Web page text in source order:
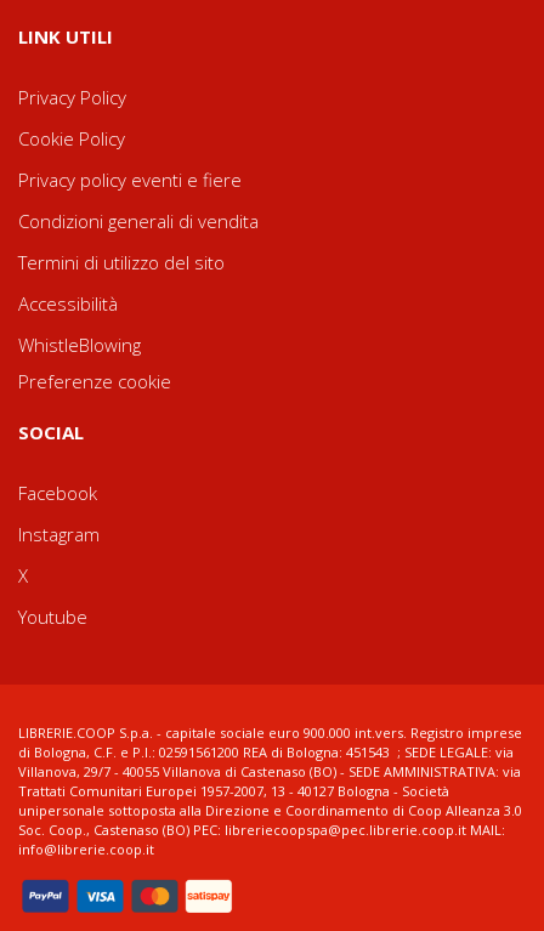
LINK UTILI
Privacy Policy
Cookie Policy
Privacy policy eventi e fiere
Condizioni generali di vendita
Termini di utilizzo del sito
Accessibilità
WhistleBlowing
Preferenze cookie
SOCIAL
Facebook
Instagram
X
Youtube
LIBRERIE.COOP S.p.a. - capitale sociale euro 900.000 int.vers. Registro imprese
di Bologna, C.F. e P.I.: 02591561200 REA di Bologna: 451543 ; SEDE LEGALE: via
Villanova, 29/7 - 40055 Villanova di Castenaso (BO) - SEDE AMMINISTRATIVA: via
Trattati Comunitari Europei 1957-2007, 13 - 40127 Bologna - Società
unipersonale sottoposta alla Direzione e Coordinamento di Coop Alleanza 3.0
Soc. Coop., Castenaso (BO) PEC: libreriecoopspa@pec.librerie.coop.it MAIL:
info@librerie.coop.it